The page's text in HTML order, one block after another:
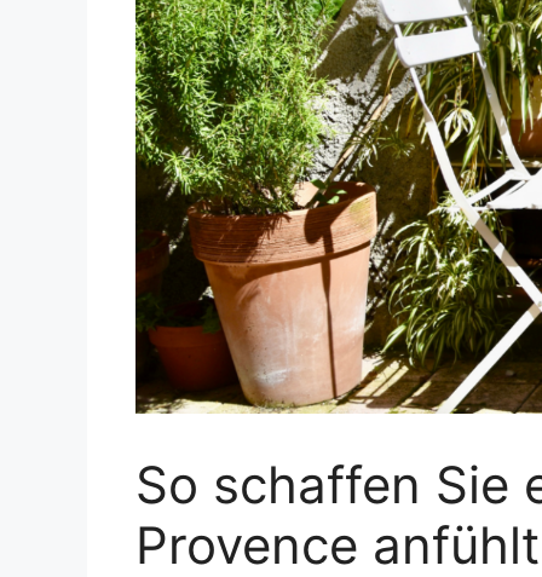
So schaffen Sie
Provence